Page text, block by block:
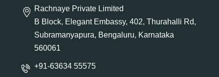
Rachnaye Private Limited
B Block, Elegant Embassy, 402, Thurahalli Rd,
Subramanyapura, Bengaluru, Karnataka
560061
+91-63634 55575